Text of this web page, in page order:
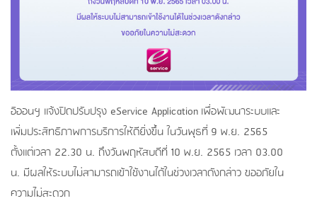
อิออนฯ แจ้งปิดปรับปรุง eService Application เพื่อพัฒนาระบบและ
เพิ่มประสิทธิภาพการบริการให้ดียิ่งขึ้น ในวันพุธที่ 9 พ.ย. 2565
ตั้งแต่เวลา 22.30 น. ถึงวันพฤหัสบดีที่ 10 พ.ย. 2565 เวลา 03.00
น. มีผลให้ระบบไม่สามารถเข้าใช้งานได้ในช่วงเวลาดังกล่าว ขออภัยใน
ความไม่สะดวก